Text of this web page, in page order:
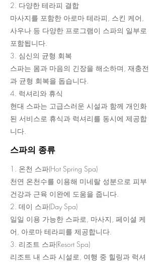
2. 다양한 테라피 결합
마사지를 포함한 아로마 테라피, 스킨 케어,
사우나 등 다양한 프로그램이 스파의 일부로
포함됩니다.
3. 심신의 균형 회복
스파는 몸과 마음의 긴장을 해소하며, 재충전
과 균형 회복을 돕습니다.
4. 럭셔리와 휴식
현대 스파는 고급스러운 시설과 함께 개인화
된 서비스로 휴식과 럭셔리를 동시에 제공합
니다.
스파의 종류
1. 온천 스파(Hot Spring Spa)
천연 온천수를 이용해 미네랄 성분으로 피부
건강과 근육 이완에 도움을 줍니다.
2. 데이 스파(Day Spa)
일일 이용 가능한 스파로, 마사지, 페이셜 케
어, 아로마 테라피를 제공합니다.
3. 리조트 스파(Resort Spa)
리조트 내 스파 시설로, 여행 중 힐링과 럭셔